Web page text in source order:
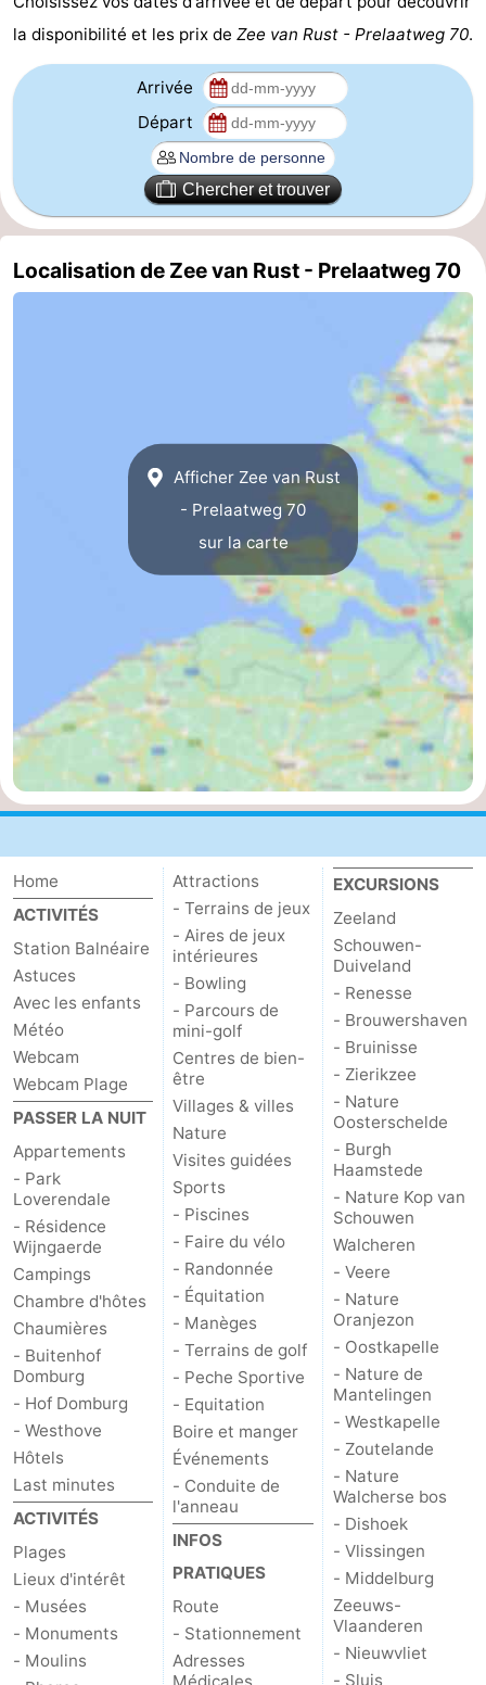
Duiveland
Bruinisse
-
Zierikzee
-
Mantelingen
Westkapelle
Zoutelande
-
Nature
bos
-
Vlissingen
-
Middelburg
Zeeuws-
Vlaanderen
-
Sluis
-
Cadzand
-
Nature
Het
Zwin
Météo
Contact
la disponibilité et les prix de Zee van Rust - Prelaatweg 70.
Arrivée
Départ
Chercher et trouver
Localisation de Zee van Rust - Prelaatweg 70
Afficher Zee van Rust
- Prelaatweg 70
sur la carte
Home
ACTIVITÉS
Station Balnéaire
Astuces
Avec les enfants
Météo
Webcam
Webcam Plage
PASSER LA NUIT
Appartements
- Park
Loverendale
- Résidence
Wijngaerde
Campings
Chambre d'hôtes
Chaumières
- Buitenhof
Domburg
- Hof Domburg
- Westhove
Hôtels
Last minutes
ACTIVITÉS
Plages
Lieux d'intérêt
- Musées
- Monuments
- Moulins
Attractions
- Terrains de jeux
- Aires de jeux
intérieures
- Bowling
- Parcours de
mini-golf
Centres de bien-
être
Villages & villes
Nature
Visites guidées
Sports
- Piscines
- Faire du vélo
- Randonnée
- Équitation
- Manèges
- Terrains de golf
- Peche Sportive
- Equitation
Boire et manger
Événements
- Conduite de
l'anneau
INFOS
PRATIQUES
Route
- Stationnement
Adresses
EXCURSIONS
Zeeland
Schouwen-
Duiveland
- Renesse
- Brouwershaven
- Bruinisse
- Zierikzee
- Nature
Oosterschelde
- Burgh
Haamstede
- Nature Kop van
Schouwen
Walcheren
- Veere
- Nature
Oranjezon
- Oostkapelle
- Nature de
Mantelingen
- Westkapelle
- Zoutelande
- Nature
Walcherse bos
- Dishoek
- Vlissingen
- Middelburg
Zeeuws-
Vlaanderen
- Nieuwvliet
- Sluis